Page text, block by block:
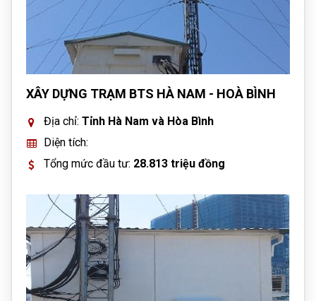
XÂY DỰNG TRẠM BTS HÀ NAM - HOÀ BÌNH
Địa chỉ: Tỉnh Hà Nam và Hòa Bình
Diện tích:
Tổng mức đầu tư: 28.813 triệu đồng